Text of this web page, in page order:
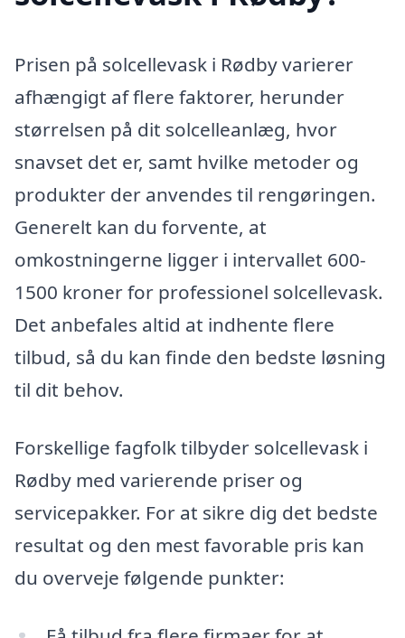
Prisen på solcellevask i Rødby varierer
afhængigt af flere faktorer, herunder
størrelsen på dit solcelleanlæg, hvor
snavset det er, samt hvilke metoder og
produkter der anvendes til rengøringen.
Generelt kan du forvente, at
omkostningerne ligger i intervallet 600-
1500 kroner for professionel solcellevask.
Det anbefales altid at indhente flere
tilbud, så du kan finde den bedste løsning
til dit behov.
Forskellige fagfolk tilbyder solcellevask i
Rødby med varierende priser og
servicepakker. For at sikre dig det bedste
resultat og den mest favorable pris kan
du overveje følgende punkter: